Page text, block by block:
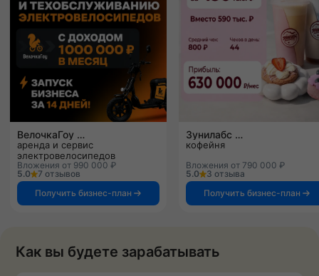
ВелочкаГоу
аренда и сервис
электровелосипедов
Вложения от 990 000 ₽
5.0
7 отзывов
Получить бизнес-план
Зунилабс
кофейня
Вложения от 790 000 ₽
5.0
3 отзыва
Получить бизнес-план
Как вы будете зарабатывать